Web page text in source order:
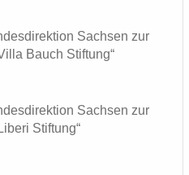
Sach­sen zur
Bauch Stif­tung“
Sach­sen zur
Stif­tung“